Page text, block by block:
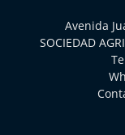
Avenida
SOCIEDAD